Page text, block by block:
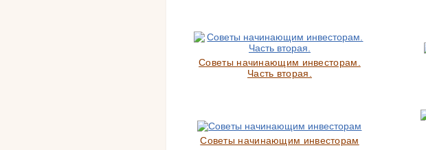
Советы начинающим инвесторам.
Часть вторая.
Советы начинающим инвесторам